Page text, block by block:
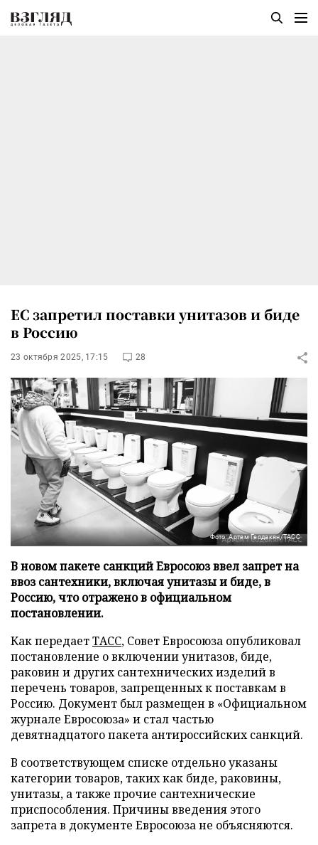
ЕС запретил поставки унитазов и биде
в Россию
23 октября 2025, 17:15 28
Фото: Артем Геодакян/ТАСС
В новом пакете санкций Евросоюз ввел запрет на
ввоз сантехники, включая унитазы и биде, в
Россию, что отражено в официальном
постановлении.
Как передаетТАСС, Совет Евросоюза опубликовал
постановление о включении унитазов, биде,
раковин и других сантехнических изделий в
перечень товаров, запрещенных к поставкам в
Россию. Документ был размещен в «Официальном
журнале Евросоюза» и стал частью
девятнадцатого пакета антироссийских санкций.
В соответствующем списке отдельно указаны
категории товаров, таких как биде, раковины,
унитазы, а также прочие сантехнические
приспособления. Причины введения этого
запрета в документе Евросоюза не объясняются.